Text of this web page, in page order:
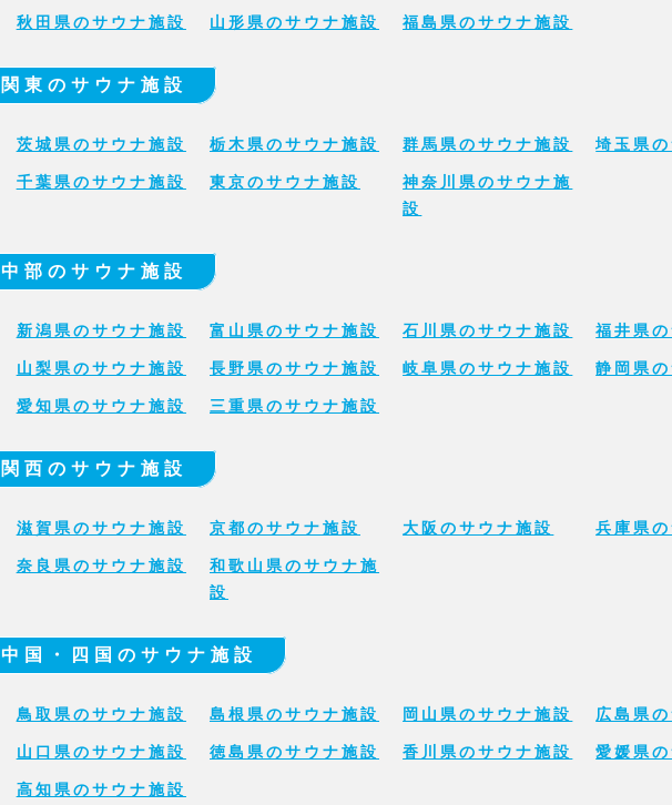
秋田県のサウナ施設 山形県のサウナ施設 福島県のサウナ施設
関東のサウナ施設
茨城県のサウナ施設 栃木県のサウナ施設 群馬県のサウナ施設 埼玉県
千葉県のサウナ施設 東京のサウナ施設
神奈川県のサウナ施
設
中部のサウナ施設
新潟県のサウナ施設 富山県のサウナ施設 石川県のサウナ施設 福井県
山梨県のサウナ施設 長野県のサウナ施設 岐阜県のサウナ施設 静岡県
愛知県のサウナ施設 三重県のサウナ施設
関西のサウナ施設
滋賀県のサウナ施設 京都のサウナ施設 大阪のサウナ施設 兵庫県
奈良県のサウナ施設
和歌山県のサウナ施
設
中国・四国のサウナ施設
鳥取県のサウナ施設 島根県のサウナ施設 岡山県のサウナ施設 広島県
山口県のサウナ施設 徳島県のサウナ施設 香川県のサウナ施設 愛媛県
高知県のサウナ施設